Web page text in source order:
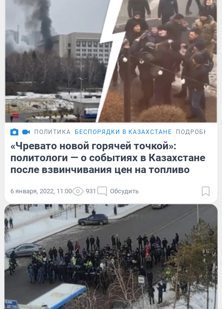
ПОЛИТИКА БЕСПОРЯДКИ В КАЗАХСТАНЕ
«Чревато новой горячей точкой»:
политологи — о событиях в Казахстане
после взвинчивания цен на топливо
6 января, 2022, 11:00 931 Обсудить